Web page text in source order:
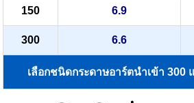
150 6.9
300 6.6
เลือกชนิดกระดาษอาร์ตนำเข้า 300